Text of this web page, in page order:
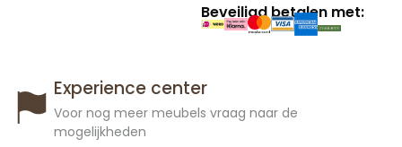
Beveiligd betalen met:
Experience center
Voor nog meer meubels vraag naar de
mogelijkheden